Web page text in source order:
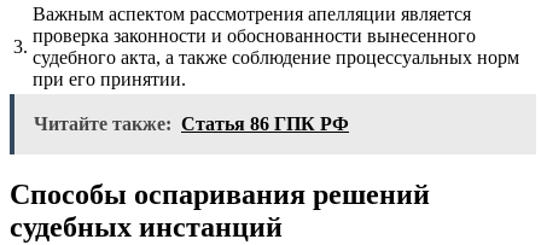
3.
Важным аспектом рассмотрения апелляции является
проверка законности и обоснованности вынесенного
судебного акта, а также соблюдение процессуальных норм
при его принятии.
Читайте также: Статья 86 ГПК РФ
Способы оспаривания решений
судебных инстанций